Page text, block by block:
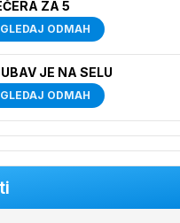
ZA 5
GLEDAJ ODMAH
JE NA SELU
GLEDAJ ODMAH